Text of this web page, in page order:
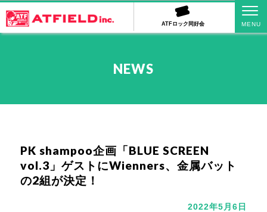
ATFロック同好会
NEWS
PK shampoo企画「BLUE SCREEN
vol.3」ゲストにWienners、金属バット
の2組が決定！
2022年5月6日